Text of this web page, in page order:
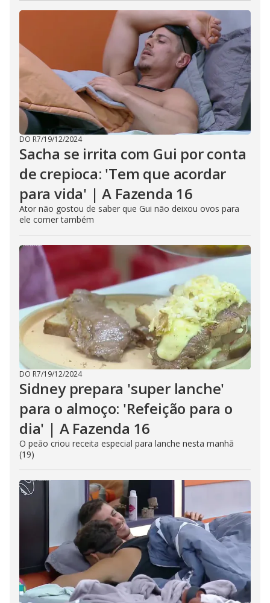
DO R7/19/12/2024
Sacha se irrita com Gui por conta
de crepioca: 'Tem que acordar
para vida' | A Fazenda 16
Ator não gostou de saber que Gui não deixou ovos para
ele comer também
DO R7/19/12/2024
Sidney prepara 'super lanche'
para o almoço: 'Refeição para o
dia' | A Fazenda 16
O peão criou receita especial para lanche nesta manhã
(19)